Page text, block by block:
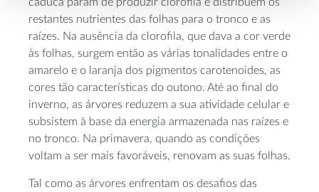
restantes nutrientes das folhas para o tronco e as
raízes. Na ausência da clorofila, que dava a cor verde
às folhas, surgem então as várias tonalidades entre o
amarelo e o laranja dos pigmentos carotenoides, as
cores tão características do outono. Até ao final do
inverno, as árvores reduzem a sua atividade celular e
subsistem à base da energia armazenada nas raízes e
no tronco. Na primavera, quando as condições
voltam a ser mais favoráveis, renovam as suas folhas.
Tal como as árvores enfrentam os desafios das